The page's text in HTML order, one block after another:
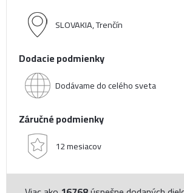
SLOVAKIA, Trenčín
Dodacie podmienky
Dodávame do celého sveta
Záručné podmienky
12 mesiacov